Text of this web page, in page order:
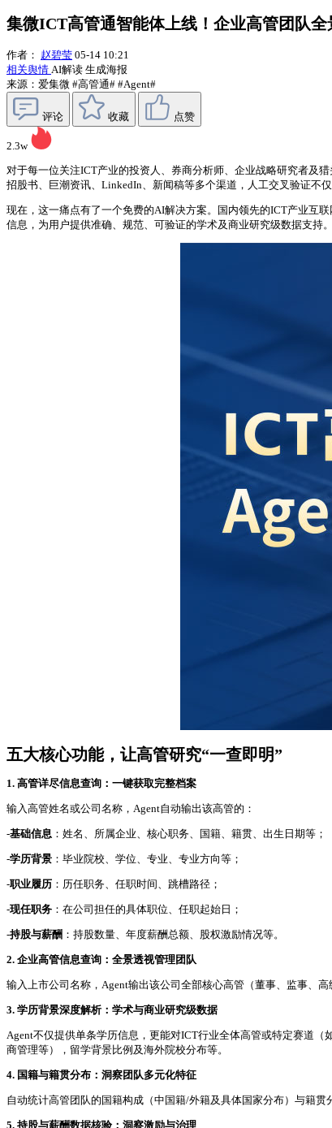
集微ICT高管通智能体上线！企业高管团队全
作者： 赵碧莹 05-14 10:21
相关舆情 AI解读 生成海报
来源：爱集微 #高管通# #Agent#
评论 收藏 点赞
2.3w
对于每一位关注ICT产业的投资人、券商分析师、企业战略研究者及
招股书、巨潮资讯、LinkedIn、新闻稿等多个渠道，人工交叉验证不
现在，这一痛点有了一个免费的AI解决方案。国内领先的ICT产业互
信息，为用户提供准确、规范、可验证的学术及商业研究级数据支持
五大核心功能，让高管研究“一查即明”
1. 高管详尽信息查询：一键获取完整档案
输入高管姓名或公司名称，Agent自动输出该高管的：
-基础信息 ：姓名、所属企业、核心职务、国籍、籍贯、出生日期等；
-学历背景 ：毕业院校、学位、专业、专业方向等；
-职业履历 ：历任职务、任职时间、跳槽路径；
-现任职务 ：在公司担任的具体职位、任职起始日；
-持股与薪酬 ：持股数量、年度薪酬总额、股权激励情况等。
2. 企业高管信息查询：全景透视管理团队
输入上市公司名称，Agent输出该公司全部核心高管（董事、监事、
3. 学历背景深度解析：学术与商业研究级数据
Agent不仅提供单条学历信息，更能对ICT行业全体高管或特定赛道
商管理等），留学背景比例及海外院校分布等。
4. 国籍与籍贯分布：洞察团队多元化特征
自动统计高管团队的国籍构成（中国籍/外籍及具体国家分布）与籍
5. 持股与薪酬数据核验：洞察激励与治理